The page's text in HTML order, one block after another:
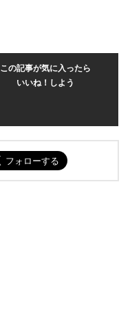
この記事が気に入ったら
いいね！しよう